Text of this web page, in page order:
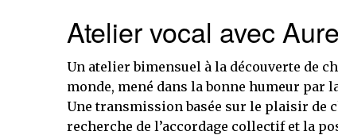
Atelier vocal avec
Un atelier bimensuel à la découverte de
monde, mené dans la bonne humeur par
Une transmission basée sur le plaisir de
recherche de l’accordage collectif et la